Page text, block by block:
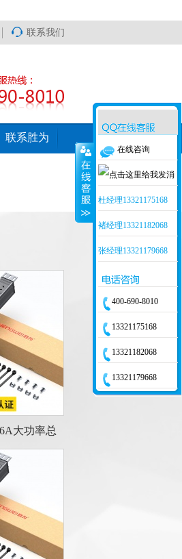
在线咨询
杜经理13321175168
褚经理13321182068
张经理13321179668
400-690-8010
13321175168
13321182068
13321179668
联系我们
联系胜为
大功率总